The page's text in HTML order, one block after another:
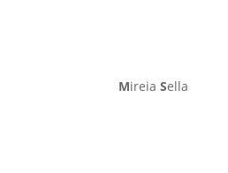
MireiaSella